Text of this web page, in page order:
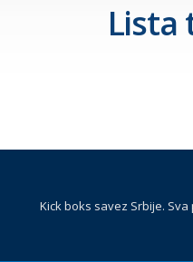
Lista
Kick boks savez Srbije.